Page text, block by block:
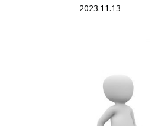
2023.11.13